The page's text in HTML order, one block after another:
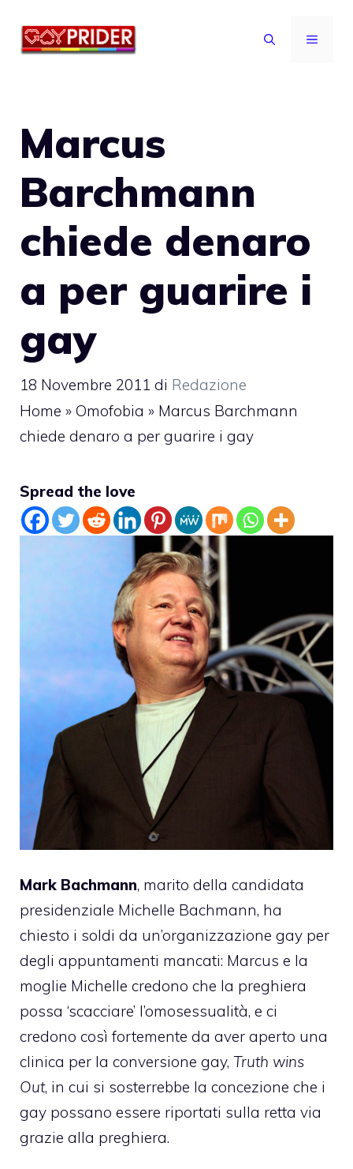
MENU
Marcus
Barchmann
chiede denaro
a per guarire i
gay
18 Novembre 2011 di Redazione
Home » Omofobia » Marcus Barchmann
chiede denaro a per guarire i gay
Spread the love
Mark Bachmann, marito della candidata
presidenziale Michelle Bachmann, ha
chiesto i soldi da un’organizzazione gay per
degli appuntamenti mancati: Marcus e la
moglie Michelle credono che la preghiera
possa ‘scacciare’ l’omosessualità, e ci
credono così fortemente da aver aperto una
clinica per la conversione gay, Truth wins
Out, in cui si sosterrebbe la concezione che i
gay possano essere riportati sulla retta via
grazie alla preghiera.